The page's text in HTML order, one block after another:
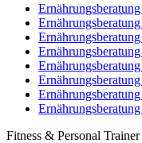
Fitness & Personal Trainer